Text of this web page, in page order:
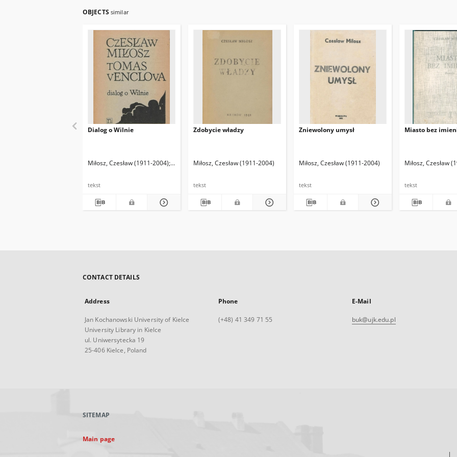
OBJECTS similar
Dialog o Wilnie
Miłosz, Czesław (1911-2004) Venclova, Tomas (1937- )
tekst
Zdobycie władzy
Miłosz, Czesław (1911-2004)
tekst
Zniewolony umysł
Miłosz, Czesław (1911-2004)
tekst
Miasto bez
Miłosz, Czesław
tekst
CONTACT DETAILS
Address
Jan Kochanowski University of Kielce
University Library in Kielce
ul. Uniwersytecka 19
25-406 Kielce, Poland
Phone
(+48) 41 349 71 55
E-Mail
buk@ujk.edu.pl
SITEMAP
Main page